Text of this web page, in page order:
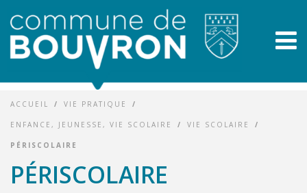
ACCUEIL / VIE PRATIQUE /
ENFANCE, JEUNESSE, VIE SCOLAIRE / VIE SCOLAIRE /
PÉRISCOLAIRE
PÉRISCOLAIRE